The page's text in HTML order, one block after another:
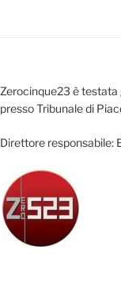
Zerocinque23 è
presso Tribunale di
Direttore responsabile: